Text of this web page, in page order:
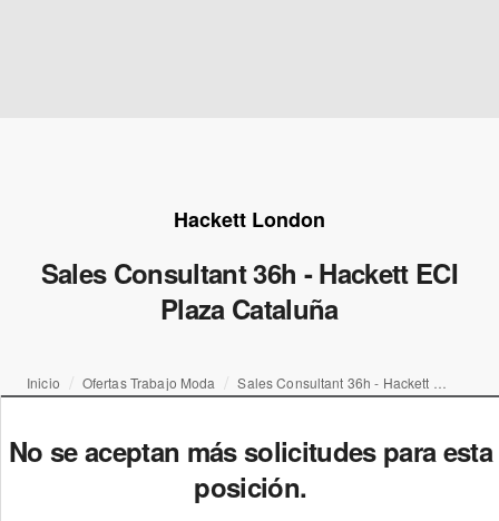
Hackett London
Sales Consultant 36h - Hackett ECI
Plaza Cataluña
Inicio Ofertas Trabajo Moda
No se aceptan más solicitudes para esta
posición.